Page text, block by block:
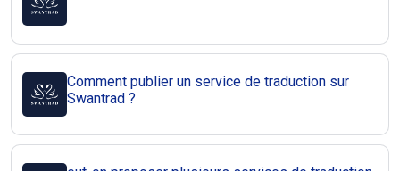
Comment publier un service de traduction sur
Swantrad ?